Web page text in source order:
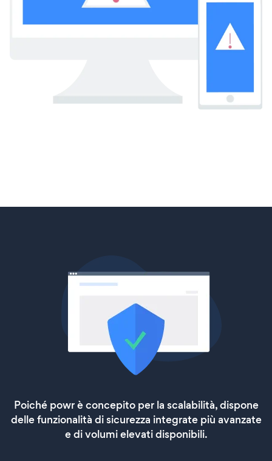
Poiché powr è concepito per la scalabilità, dispone
delle funzionalità di sicurezza integrate più avanzate
e di volumi elevati disponibili.